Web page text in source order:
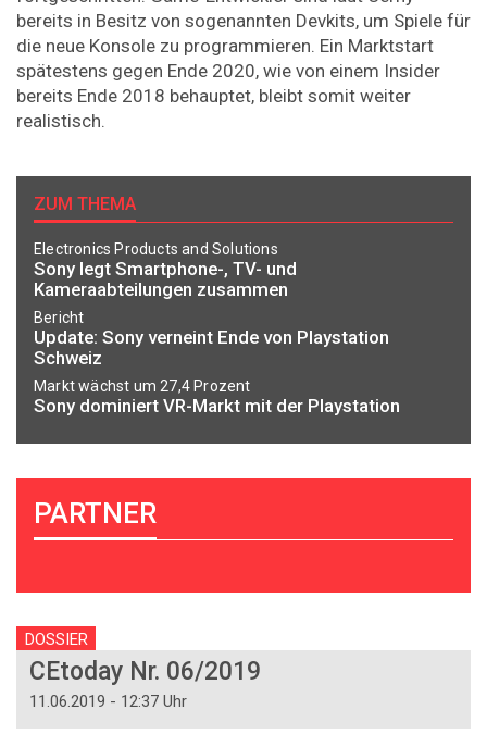
bereits in Besitz von sogenannten Devkits, um Spiele für
die neue Konsole zu programmieren. Ein Marktstart
spätestens gegen Ende 2020, wie von einem Insider
bereits Ende 2018 behauptet, bleibt somit weiter
realistisch.
ZUM THEMA
Electronics Products and Solutions
Sony legt Smartphone-, TV- und
Kameraabteilungen zusammen
Bericht
Update: Sony verneint Ende von Playstation
Schweiz
Markt wächst um 27,4 Prozent
Sony dominiert VR-Markt mit der Playstation
PARTNER
DOSSIER
CEtoday Nr. 06/2019
11.06.2019 - 12:37 Uhr